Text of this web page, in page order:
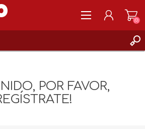
0
(0)
POR FAVOR,